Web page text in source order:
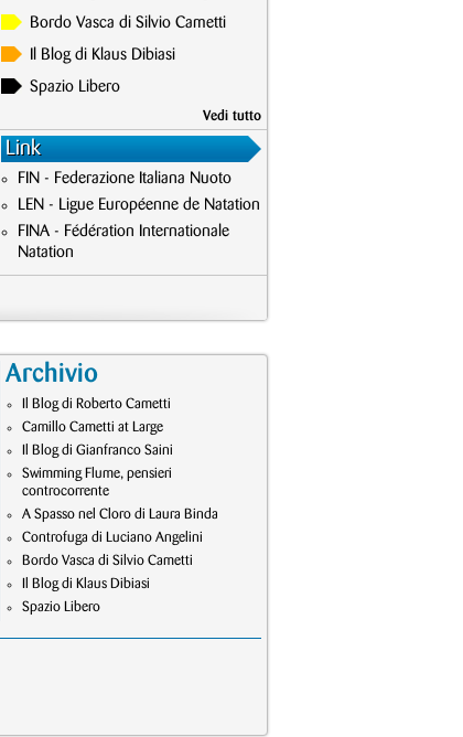
Bordo Vasca di Silvio Cametti
Il Blog di Klaus Dibiasi
Spazio Libero
Vedi tutto
Link
FIN - Federazione Italiana Nuoto
LEN - Ligue Européenne de Natation
FINA - Fédération Internationale
Natation
Archivio
Il Blog di Roberto Cametti
Camillo Cametti at Large
Il Blog di Gianfranco Saini
Swimming Flume, pensieri
controcorrente
A Spasso nel Cloro di Laura Binda
Controfuga di Luciano Angelini
Bordo Vasca di Silvio Cametti
Il Blog di Klaus Dibiasi
Spazio Libero